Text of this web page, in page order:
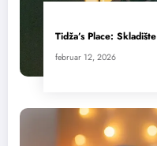
Tidža’s Place: Skladište
februar 12, 2026